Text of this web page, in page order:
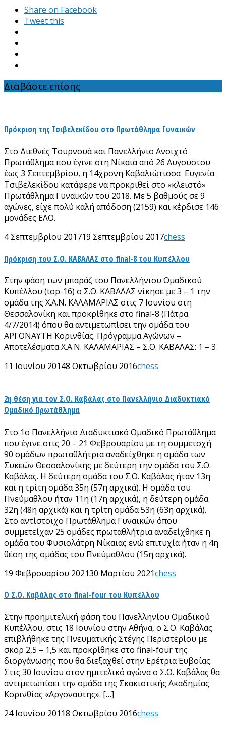
Share on Facebook
Tweet this
Διαβάστε επίσης
Πρόκριση της Τσιβελεκίδου στο Πρωτάθλημα Γυναικών
Στο Διεθνές Τουρνουά και Πανελλήνιο Ανοιχτό
Πρωτάθλημα που έγινε στη Νίκαια από 26 Αυγούστου
έως 3 Σεπτεμβρίου, η 14χρονη Καβαλιώτισσα Ευγενία
Τσιβελεκίδου κατάφερε να προκριθεί στο «κλειστό»
Πρωτάθλημα Γυναικών του 2018. Με 5 βαθμούς σε 9
αγώνες, είχε πολύ καλή απόδοση (2159) και κέρδισε 146
μονάδες ΕΛΟ.
4 Σεπτεμβρίου 201719 Σεπτεμβρίου 2017chess
Πρόκριση του Σ.Ο. ΚΑΒΑΛΑΣ στο final-8 του Κυπέλλου
Στην φάση των μπαράζ του Πανελλήνιου Ομαδικού
Κυπέλλου (top-16) ο Σ.Ο. ΚΑΒΑΛΑΣ νίκησε με 3 – 1 την
ομάδα της Χ.Α.Ν. ΚΑΛΑΜΑΡΙΑΣ στις 7 Ιουνίου στη
Θεσσαλονίκη και προκρίθηκε στο final-8 (Πάτρα
4/7/2014) όπου θα αντιμετωπίσει την ομάδα του
ΑΡΓΟΝΑΥΤΗ Κορινθίας. Πρόγραμμα Αγώνων –
Αποτελέσματα Χ.Α.Ν. ΚΑΛΑΜΑΡΙΑΣ – Σ.Ο. ΚΑΒΑΛΑΣ: 1 – 3
11 Ιουνίου 20148 Οκτωβρίου 2016chess
2η θέση για τον Σ.Ο. Καβάλας στο Πανελλήνιο Διαδυκτιακό
Ομαδικό Πρωτάθλημα
Στο 1ο Πανελλήνιο Διαδυκτιακό Ομαδικό Πρωτάθλημα
που έγινε στις 20 – 21 Φεβρουαρίου με τη συμμετοχή
90 ομάδων πρωταθλήτρια αναδείχθηκε η ομάδα των
Συκεών Θεσσαλονίκης με δεύτερη την ομάδα του Σ.Ο.
Καβάλας. Η δεύτερη ομάδα του Σ.Ο. Καβάλας ήταν 13η
και η τρίτη ομάδα 35η (57η αρχικά). Η ομάδα του
Πνεύμαθλου ήταν 11η (17η αρχικά), η δεύτερη ομάδα
32η (48η αρχικά) και η τρίτη ομάδα 53η (63η αρχικά).
Στο αντίστοιχο Πρωτάθλημα Γυναικών όπου
συμμετείχαν 25 ομάδες πρωταθλήτρια αναδείχθηκε η
ομάδα του Φυσιολάτρη Νίκαιας ενώ επιτυχία ήταν η 4η
θέση της ομάδας του Πνεύμαθλου (15η αρχικά).
19 Φεβρουαρίου 202130 Μαρτίου 2021chess
Ο Σ.Ο. Καβάλας στο final-four του Κυπέλλου
Στην προημιτελική φάση του Πανελληνίου Ομαδικού
Κυπέλλου, στις 18 Ιουνίου στην Αθήνα, ο Σ.Ο. Καβάλας
επιβλήθηκε της Πνευματικής Στέγης Περιστερίου με
σκορ 2,5 – 1,5 και προκρίθηκε στο final-four της
διοργάνωσης που θα διεξαχθεί στην Ερέτρια Ευβοίας.
Στις 30 Ιουνίου στον ημιτελικό αγώνα ο Σ.Ο. Καβάλας θα
αντιμετωπίσει την ομάδα της Σκακιστικής Ακαδημίας
Κορινθίας «Αργοναύτης». […]
24 Ιουνίου 20118 Οκτωβρίου 2016chess